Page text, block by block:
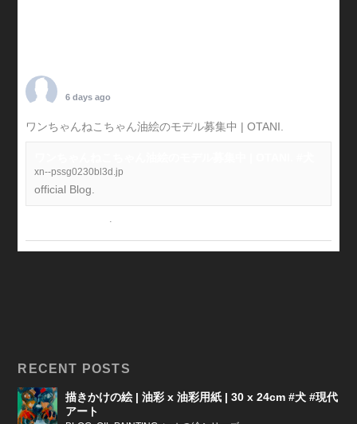
6 days ago
ワンちゃんねこちゃん油絵のモデル募集中 | OTANI.
xn--pssg0230bl3d.jp
official Blog.
·
RECENT POSTS
描きかけの絵 | 油彩 x 油彩用紙 | 30 x 24cm #犬 #現代
アート